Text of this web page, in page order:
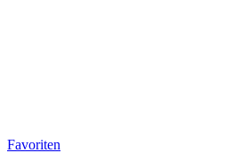
Favoriten